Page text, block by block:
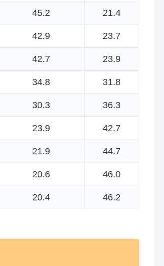
45.2 21.4
42.9 23.7
42.7 23.9
34.8 31.8
30.3 36.3
23.9 42.7
21.9 44.7
20.6 46.0
20.4 46.2